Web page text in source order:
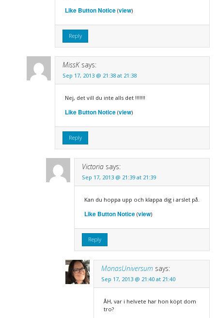
Like Button Notice(view)
Reply
MissK says:
Sep 17, 2013 @ 21:38 at 21:38
Nej, det vill du inte alls det !!!!!!!
Like Button Notice(view)
Reply
Victoria says:
Sep 17, 2013 @ 21:39 at 21:39
Kan du hoppa upp och klappa dig i arslet på.
Like Button Notice(view)
Reply
MonasUniversum says:
Sep 17, 2013 @ 21:40 at 21:40
ÅH, var i helvete har hon köpt dom
tro?